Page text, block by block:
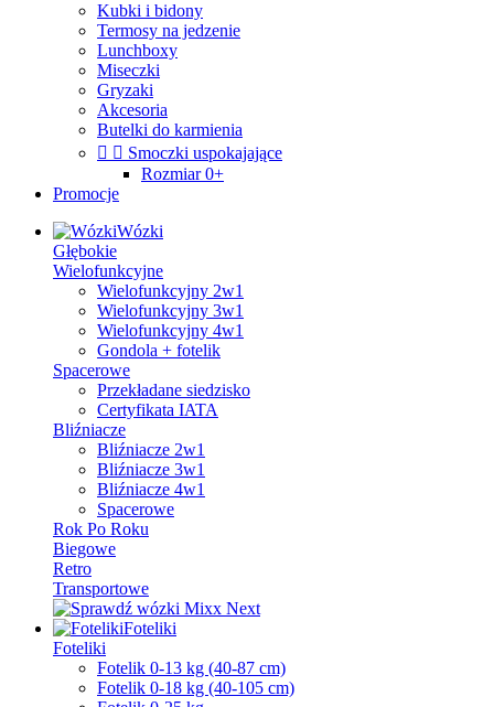
Kubki i bidony
Termosy na jedzenie
Lunchboxy
Miseczki
Gryzaki
Akcesoria
Butelki do karmienia
  Smoczki uspokajające
Rozmiar 0+
Promocje
Wózki
Głębokie
Wielofunkcyjne
Wielofunkcyjny 2w1
Wielofunkcyjny 3w1
Wielofunkcyjny 4w1
Gondola + fotelik
Spacerowe
Przekładane siedzisko
Certyfikata IATA
Bliźniacze
Bliźniacze 2w1
Bliźniacze 3w1
Bliźniacze 4w1
Spacerowe
Rok Po Roku
Biegowe
Retro
Transportowe
Foteliki
Foteliki
Fotelik 0-13 kg (40-87 cm)
Fotelik 0-18 kg (40-105 cm)